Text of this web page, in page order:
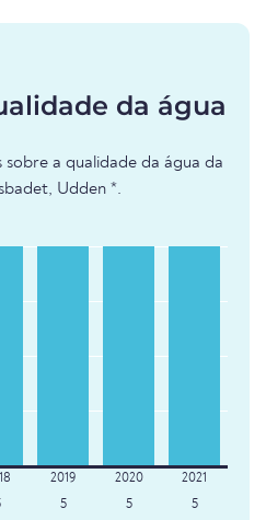
da água
sobre a qualidade da água da
Udden *.
5 5 5